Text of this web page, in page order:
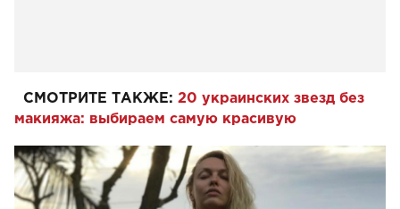
СМОТРИТЕ ТАКЖЕ: 20 украинских звезд без
макияжа: выбираем самую красивую